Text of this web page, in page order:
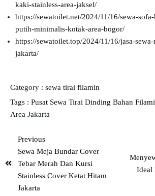
kaki-stainless-area-jaksel/
https://sewatoilet.net/2024/11/16/sewa-
putih-minimalis-kotak-area-bogor/
https://sewatoilet.top/2024/11/16/jasa-
jakarta/
Category : sewa tirai filamin
Tags : Pusat Sewa Tirai Dinding Bahan
Area Jakarta
Previous
Sewa Meja Bundar Cover
Tebar Merah Dan Kursi
Stainless Cover Ketat Hitam
Jakarta
Ideal